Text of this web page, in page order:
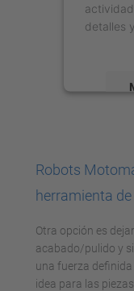
detalles
Robots
herramienta
Otra opción es
acabado/pulido y
una fuerza definida
idea para las